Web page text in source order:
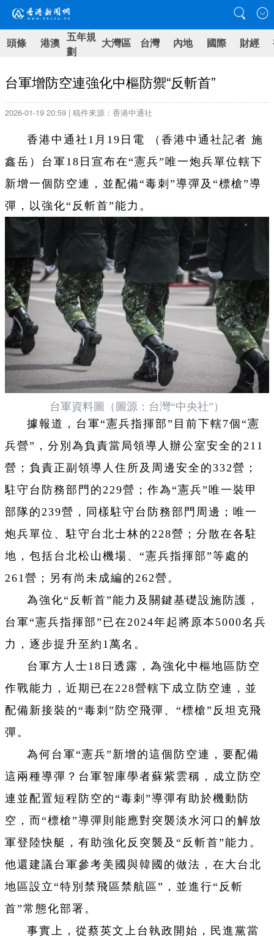
頭條 港澳 五年規
劃
大灣區 台灣 內地 國際 財經
台軍增防空連強化中樞防禦“反斬首”
2026-01-19 20:59 | 稿件來源：香港中通社
香港中通社1月19日電 （ 香港中通社記者 施
鑫岳 ） 台軍18日宣布在“憲兵”唯一炮兵單位轄下
新增一個防空連，並配備“毒刺”導彈及“標槍”導
彈，以強化“反斬首”能力。
台軍資料圖（圖源：台灣“中央社”）
據報道，台軍“憲兵指揮部”目前下轄7個“憲
兵營”，分別為負責當局領導人辦公室安全的211
營；負責正副領導人住所及周邊安全的332營；
駐守台防務部門的229營；作為“憲兵”唯一裝甲
部隊的239營，同樣駐守台防務部門周邊；唯一
炮兵單位、駐守台北士林的228營；分散在各駐
地，包括台北松山機場、“憲兵指揮部”等處的
261營；另有尚未成編的262營。
為強化“反斬首”能力及關鍵基礎設施防護，
台軍“憲兵指揮部”已在2024年起將原本5000名兵
力，逐步提升至約1萬名。
台軍方人士18日透露，為強化中樞地區防空
作戰能力，近期已在228營轄下成立防空連，並
配備新接裝的“毒刺”防空飛彈、“標槍”反坦克飛
彈。
為何台軍“憲兵”新增的這個防空連，要配備
這兩種導彈？台軍智庫學者蘇紫雲稱，成立防空
連並配置短程防空的“毒刺”導彈有助於機動防
空，而“標槍”導彈則能應對突襲淡水河口的解放
軍登陸快艇，有助強化反突襲及“反斬首”能力。
他還建議台軍參考美國與韓國的做法，在大台北
地區設立“特別禁飛區禁航區”，並進行“反斬
首”常態化部署。
事實上，從蔡英文上台執政開始，民進黨當